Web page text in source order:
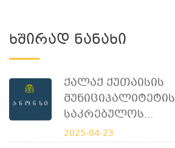
Ხშირად Ნანახი
Ქალაქ Ქუთაისის
Მუნიციპალიტეტის
Საკრებულოს...
2025-04-23